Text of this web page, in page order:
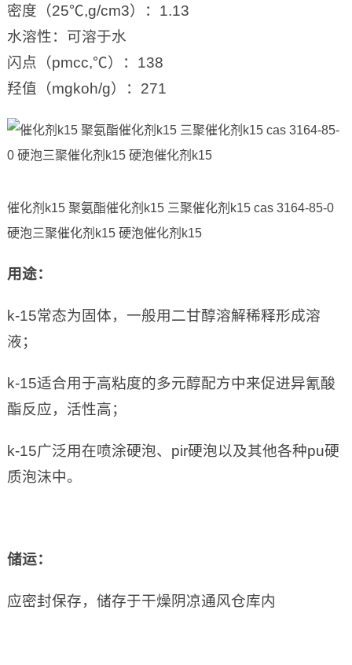
密度（25℃,g/cm3）：1.13
水溶性：可溶于水
闪点（pmcc,℃）：138
羟值（mgkoh/g）：271
催化剂k15 聚氨酯催化剂k15 三聚催化剂k15 cas 3164-85-0
硬泡三聚催化剂k15 硬泡催化剂k15
用途：
k-15常态为固体，一般用二甘醇溶解稀释形成溶
液；
k-15适合用于高粘度的多元醇配方中来促进异氰酸
酯反应，活性高；
k-15广泛用在喷涂硬泡、pir硬泡以及其他各种pu硬
质泡沫中。
储运：
应密封保存，储存于干燥阴凉通风仓库内